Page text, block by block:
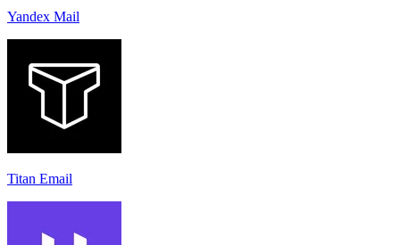
Yandex Mail
Titan Email